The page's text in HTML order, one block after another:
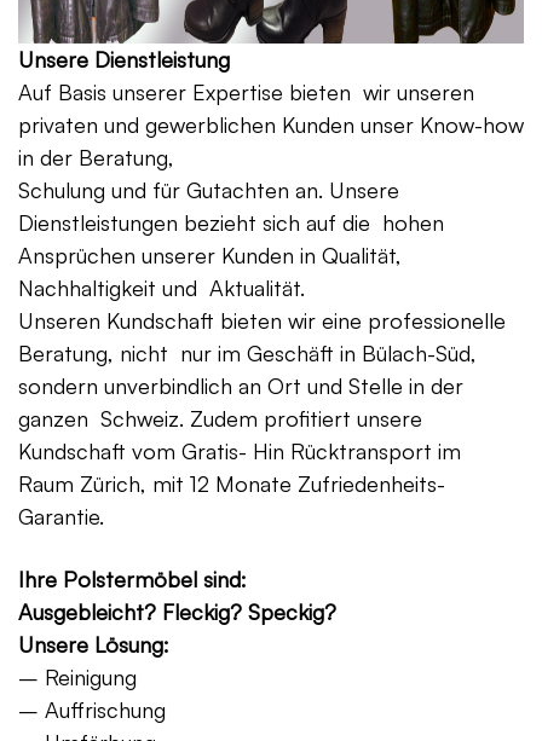
Unsere Dienstleistung
Auf Basis unserer Expertise bieten wir unseren
privaten und gewerblichen Kunden unser Know-how
in der Beratung,
Schulung und für Gutachten an. Unsere
Dienstleistungen bezieht sich auf die hohen
Ansprüchen unserer Kunden in Qualität,
Nachhaltigkeit und Aktualität.
Unseren Kundschaft bieten wir eine professionelle
Beratung, nicht nur im Geschäft in Bülach-Süd,
sondern unverbindlich an Ort und Stelle in der
ganzen Schweiz. Zudem profitiert unsere
Kundschaft vom Gratis- Hin Rücktransport im
Raum Zürich, mit 12 Monate Zufriedenheits-
Garantie.
Ihre Polstermöbel sind:
Ausgebleicht? Fleckig? Speckig?
Unsere Lösung:
– Reinigung
– Auffrischung